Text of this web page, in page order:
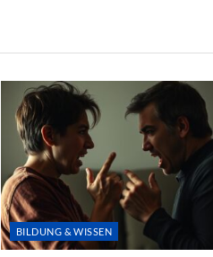
BILDUNG & WISSEN